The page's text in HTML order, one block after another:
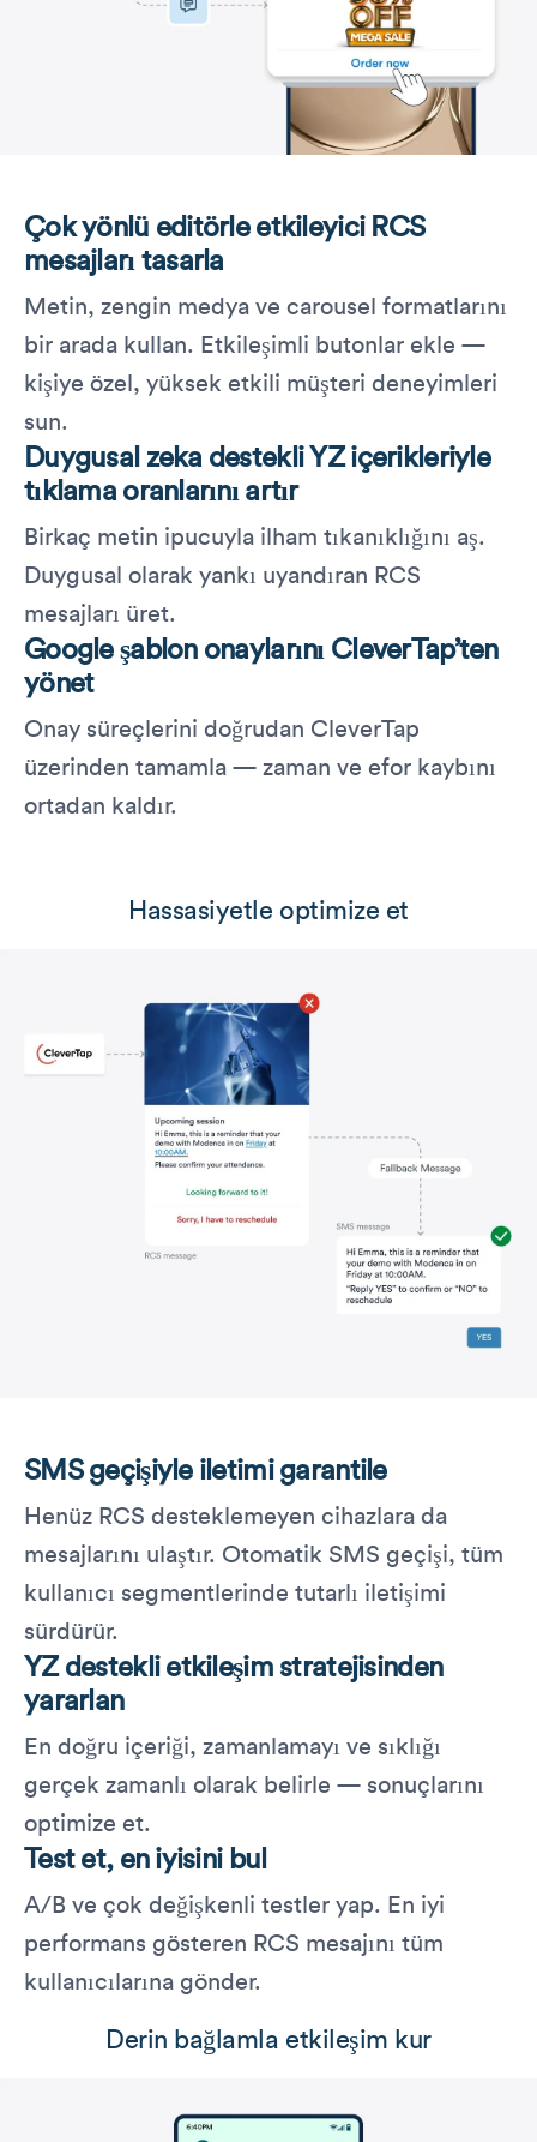
Çok yönlü editörle etkileyici RCS
mesajları tasarla
Metin, zengin medya ve carousel formatlarını
bir arada kullan. Etkileşimli butonlar ekle —
kişiye özel, yüksek etkili müşteri deneyimleri
sun.
Duygusal zeka destekli YZ içerikleriyle
tıklama oranlarını artır
Birkaç metin ipucuyla ilham tıkanıklığını aş.
Duygusal olarak yankı uyandıran RCS
mesajları üret.
Google şablon onaylarını CleverTap’ten
yönet
Onay süreçlerini doğrudan CleverTap
üzerinden tamamla — zaman ve efor kaybını
ortadan kaldır.
Hassasiyetle optimize et
SMS geçişiyle iletimi garantile
Henüz RCS desteklemeyen cihazlara da
mesajlarını ulaştır. Otomatik SMS geçişi, tüm
kullanıcı segmentlerinde tutarlı iletişimi
sürdürür.
YZ destekli etkileşim stratejisinden
yararlan
En doğru içeriği, zamanlamayı ve sıklığı
gerçek zamanlı olarak belirle — sonuçlarını
optimize et.
Test et, en iyisini bul
A/B ve çok değişkenli testler yap. En iyi
performans gösteren RCS mesajını tüm
kullanıcılarına gönder.
Derin bağlamla etkileşim kur